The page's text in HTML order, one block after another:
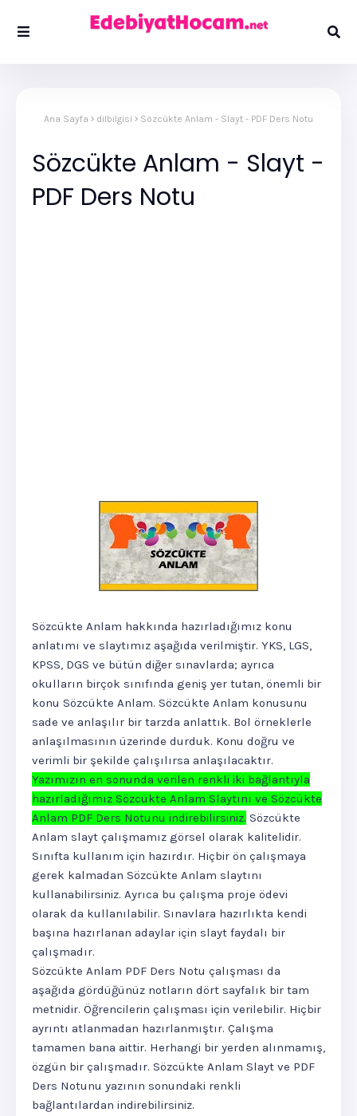
Ana Sayfa dilbilgisi Sözcükte Anlam - Slayt - PDF Ders Notu
Sözcükte Anlam - Slayt -
PDF Ders Notu
Sözcükte Anlam hakkında hazırladığımız konu
anlatımı ve slaytımız aşağıda verilmiştir. YKS, LGS,
KPSS, DGS ve bütün diğer sınavlarda; ayrıca
okulların birçok sınıfında geniş yer tutan, önemli bir
konu Sözcükte Anlam. Sözcükte Anlam konusunu
sade ve anlaşılır bir tarzda anlattık. Bol örneklerle
anlaşılmasının üzerinde durduk. Konu doğru ve
verimli bir şekilde çalışılırsa anlaşılacaktır.
Yazımızın en sonunda verilen renkli iki bağlantıyla
hazırladığımız Sözcükte Anlam Slaytını ve Sözcükte
Anlam PDF Ders Notunu indirebilirsiniz. Sözcükte
Anlam slayt çalışmamız görsel olarak kalitelidir.
Sınıfta kullanım için hazırdır. Hiçbir ön çalışmaya
gerek kalmadan Sözcükte Anlam slaytını
kullanabilirsiniz. Ayrıca bu çalışma proje ödevi
olarak da kullanılabilir. Sınavlara hazırlıkta kendi
başına hazırlanan adaylar için slayt faydalı bir
çalışmadır.
Sözcükte Anlam PDF Ders Notu çalışması da
aşağıda gördüğünüz notların dört sayfalık bir tam
metnidir. Öğrencilerin çalışması için verilebilir. Hiçbir
ayrıntı atlanmadan hazırlanmıştır. Çalışma
tamamen bana aittir. Herhangi bir yerden alınmamış,
özgün bir çalışmadır. Sözcükte Anlam Slayt ve PDF
Ders Notunu yazının sonundaki renkli
bağlantılardan indirebilirsiniz.